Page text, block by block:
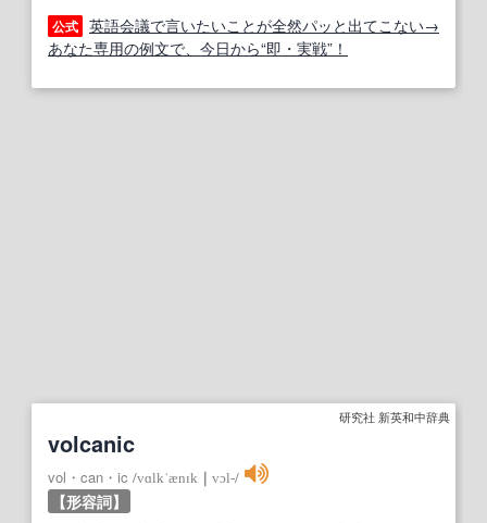
公式 英語会議で言いたいことが全然パッと出てこない→
あなた専用の例文で、今日から“即・実戦”！
研究社 新英和中辞典
volcanic
vol・can・ic /vɑlkˈænɪk vɔl‐/
【形容詞】